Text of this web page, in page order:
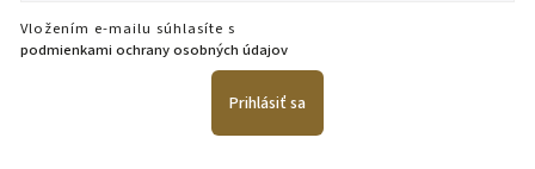
Vložením e-mailu súhlasíte s
podmienkami ochrany osobných údajov
Prihlásiť sa